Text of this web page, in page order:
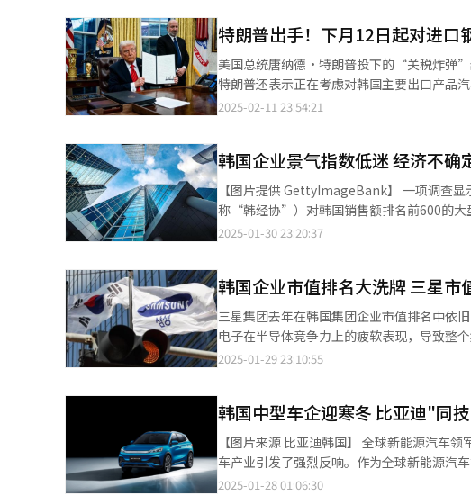
座舱市场份额亦从2023年的16.5%下降至
竞争格局发生变化。三星在该领域的主要对
对市场份额下滑的压力，三星正加快布局高端市场，以维持竞争优势。
应，并加大对高价值产品的投入，例如高带
首批2nm工艺芯片。目前，该公司已开发出
机面板延伸至IT设备、汽车和游戏显示器等新兴市场。 不过，三星内部普遍认为，在快速变化
汽车电子行业，仅依靠价格和品质已难以维
管理，以应对当前挑战。 三星电子会长李在镕在2022年上任时曾在公司内部网发表题为《挑战未来》的就职演讲。
他表示，未来的“三星精神”应是“将梦想
社】
LPDDR5X（低功耗存储）。2020年长鑫存
月产量约为114万片（三星电子68万片，SK海力士
通过低价策略引发存储芯片价格战。目前，
5%。去年7月，通用PC DRAM产品（DDR4
高达35.7%。长鑫存储的DDR5早期良率仅为20%，但经
286层产品。存储芯片的层数决定存储容量
法获得荷兰ASML的EUV设备，导致产品在
场的差异化竞争力来保持领先地位。 与韩国高度依赖出口不同，中国国内IT企业大规模采购本土芯片。华为早在
2004年成立海思半导体，并成功研发自主应
（SMIC）采用7纳米制程代工，最终用于华
扩展DRAM和NAND市场份额，在主流市场
保竞争力。韩国产业研究院专家金杨澎（音
的整体竞争力尚未受到致命威胁。 实际上，中国针对韩国的高端芯片也已经发起挑战。目前，韩国企业在HBM市场
占据主导地位，成为英伟达、超威等AI芯片
传输速率。汉阳大学教授白瑞仁（音）指出
攻刻蚀与沉积设备，中微半导体则研发等离
特朗普出手！下月12日起对进口
美国总统唐纳德·特朗普投下的“关税炸弹”
特朗普还表示正在考虑对韩国主要出口产品汽车和半导体
当地时间10日签署文件，宣布从下月12日起
的关税。 分析称，此次关税措施将令本就因供大于求和全球需求减少而持续低迷的钢铁行业遭受更大的挑战。作为全
球最大的钢铁市场，若美国将中国低价产品
弱韩国钢铁产品的价格竞争力。 美国征收高额关税后，位于美国境内的生产设施将成为唯一的受益者。目前现代制铁
正考虑在美国投资建设电炉炼钢厂，韩国钢铁企业的
大量使用钢铁和铝的汽车行业造成不可避免
量提高至每年118万辆，关税措施的落地将导致成本负担增加， 不仅是整车行业
一步加重。冰箱、洗衣机等产品中，钢铁占
分别建有生产基地，家电制造企业正在考虑购买美国产钢板等应对方案
不已，若政策落地，对美出口比重较高的韩
税将导致美国市场对半导体的需求减少，即使在美
三星电子占据了全球市场份额的九成，因此
2025-02-11 23:54:21
韩国企业景气指数低迷 经济不确
【图片提供 GettyImageBank】 一项调查显示，韩国企业体感景气连续3年呈恶化态势。 韩国经济人协会（以下简
称“韩经协”）对韩国销售额排名前600的大
月企业景气指数（BSI）为87.3，自2022年2
88，均未达到基准线。在制造业的细分领域
中，金属及金属加工产品和非金属材料及制
服装、皮革、鞋类（84.6）、石油精炼及化
（87.5）、通用及精密机械设备（89.5）等
术、事业支援服务等行业的BSI均达到107.1
缺乏信心。针对这一情况，韩经协经济产业
加剧，加上地缘政治风险等因素的影响，
低增长结构可能会长期化。因此，政府需尽
2025-01-30 23:20:37
韩国企业市值排名大洗牌 三星市
三星集团去年在韩国集团企业市值排名中依
电子在半导体竞争力上的疲软表现，导致整
团和韩华集团排名迅速上升，而三年前排在第
平，主要原因在于三星电子股价下跌32.23%。 三星电子业绩不佳的部分原因是面向英伟达的高带宽存储器（
供应延迟，导致在人工智能（AI）半导体领
持续低迷等多重问题，也让公司面临危机。 相比之下，SK集团市值为202.73万亿韩元，同比增长12.81%，以此成功
夺回三年前失去的亚军位置。这一成绩主要
股价上涨22.9%。 LG集团旗下LG新能源和LG化学二次电池与石化业务疲软，导致集团市值下跌23.88%至144.65万
2025-01-29 23:10:55
韩国中型车企迎寒冬 比亚迪"同
【图片来源 比亚迪韩国】 全球新能源汽车领军企业比亚迪（BYD）于1月16日正式宣布进军韩国市场，此举在韩国汽
车产业引发了强烈反响。作为全球新能源汽
场，其具有竞争力的定价策略令韩国本土车企，尤其是中型汽
2025-01-28 01:06:30